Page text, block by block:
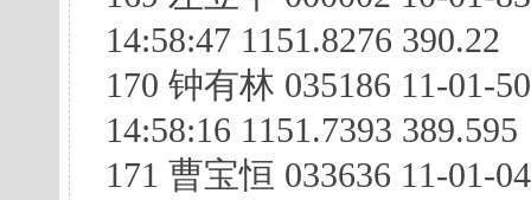
14:58:47 1151.8276 390.22
170 钟有林 035186 11-01-
14:58:16 1151.7393 389.595
171 曹宝恒 033636 11-01-